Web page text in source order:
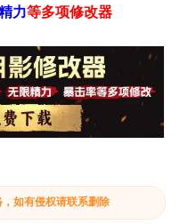
力等多项修改器
如有侵权请联系删除